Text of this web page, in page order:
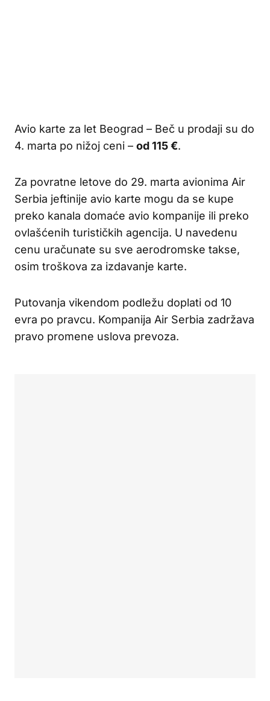
Avio karte za let Beograd – Beč u prodaji su do
4. marta po nižoj ceni – od 115 €.
Za povratne letove do 29. marta avionima Air
Serbia jeftinije avio karte mogu da se kupe
preko kanala domaće avio kompanije ili preko
ovlašćenih turističkih agencija. U navedenu
cenu uračunate su sve aerodromske takse,
osim troškova za izdavanje karte.
Putovanja vikendom podležu doplati od 10
evra po pravcu. Kompanija Air Serbia zadržava
pravo promene uslova prevoza.